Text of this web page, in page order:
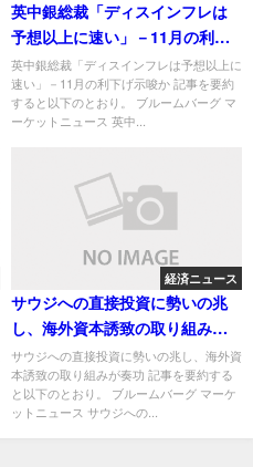
英中銀総裁「ディスインフレは
予想以上に速い」－11月の利下
げ示唆か
英中銀総裁「ディスインフレは予想以上に
速い」－11月の利下げ示唆か 記事を要約
すると以下のとおり。 ブルームバーグ マ
ーケットニュース 英中...
経済ニュース
サウジへの直接投資に勢いの兆
し、海外資本誘致の取り組みが
奏功
サウジへの直接投資に勢いの兆し、海外資
本誘致の取り組みが奏功 記事を要約する
と以下のとおり。 ブルームバーグ マーケ
ットニュース サウジへの...